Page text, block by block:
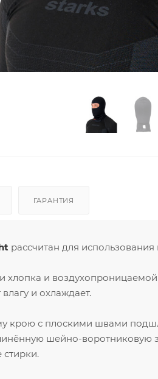
ГАРАНТИЯ
рассчитан для
хлопка и
и охлаждает.
крою с плоскими швами
шейно-воротниковую